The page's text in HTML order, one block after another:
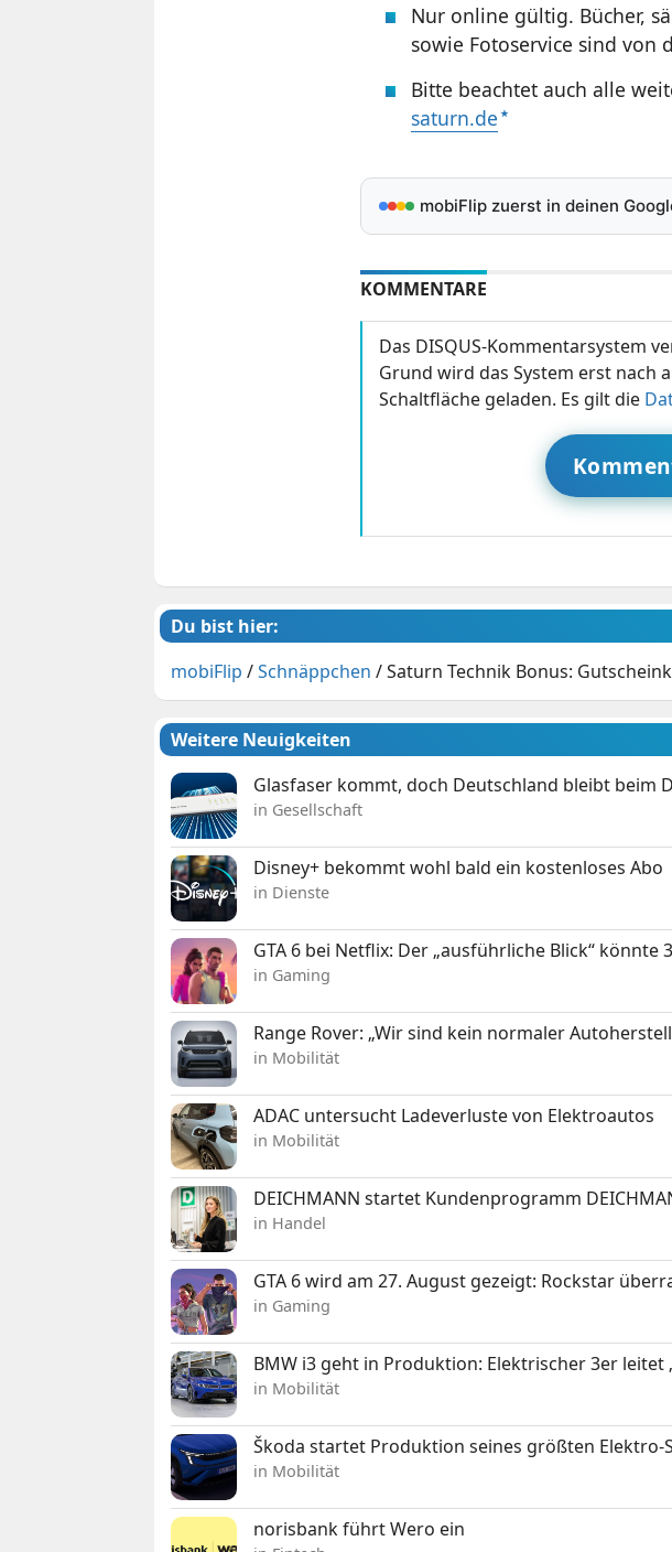
Nur online gültig. Bücher,
sowie Fotoservice sind von
Bitte beachtet auch alle
saturn.de
mobiFlip zuerst in deinen
KOMMENTARE
Das DISQUS-Kommentarsystem
Grund wird das System erst nach
Schaltfläche geladen. Es gilt die
Du bist hier:
mobiFlip /Schnäppchen /Saturn Technik Bonus:
Weitere Neuigkeiten
Glasfaser kommt, doch Deutschland bleibt beim
in Gesellschaft
Disney+ bekommt wohl bald ein kostenloses Abo
in Dienste
GTA 6 bei Netflix: Der „ausführliche Blick“ könnte
in Gaming
Range Rover: „Wir sind kein normaler
in Mobilität
ADAC untersucht Ladeverluste von Elektroautos
in Mobilität
DEICHMANN startet Kundenprogramm
in Handel
GTA 6 wird am 27. August gezeigt: Rockstar
in Gaming
BMW i3 geht in Produktion: Elektrischer 3er leitet
in Mobilität
Škoda startet Produktion seines größten Elektro-
in Mobilität
norisbank führt Wero ein